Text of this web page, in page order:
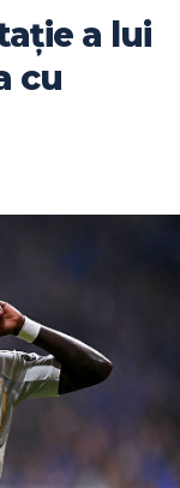
a lui
cu